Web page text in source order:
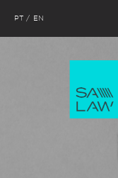
PT EN